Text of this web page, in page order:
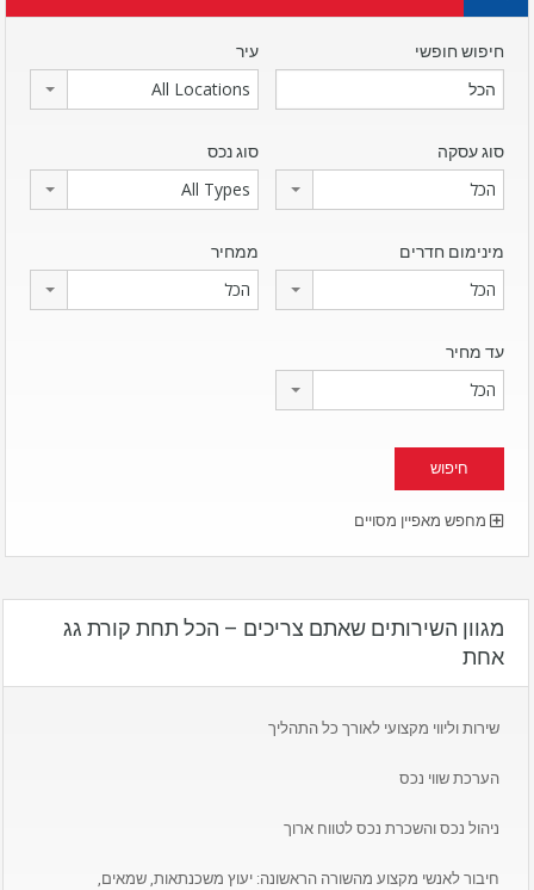
חיפוש חופשי עיר
All Locations
סוג עסקה
הכל
סוג נכס
All Types
מינימום חדרים
הכל
ממחיר
הכל
עד מחיר
הכל
מחפש מאפיין מסויים
מגוון השירותים שאתם צריכים – הכל תחת קורת גג
אחת
שירות וליווי מקצועי לאורך כל התהליך
הערכת שווי נכס
ניהול נכס והשכרת נכס לטווח ארוך
חיבור לאנשי מקצוע מהשורה הראשונה: יעוץ משכנתאות, שמאים,